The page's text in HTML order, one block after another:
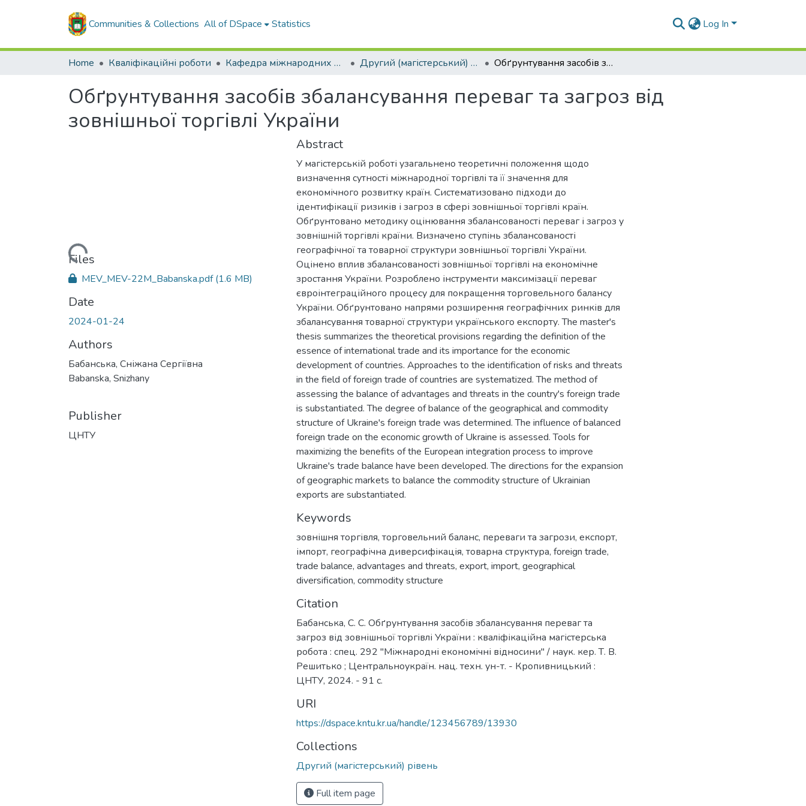
Communities & Collections All of DSpace Statistics Log In
Home Кваліфікаційні роботи Кафедра міжнародних економічних відносин Другий (магістерський) рівень Обґрунтування засобів збалансування переваг та загроз від зовнішньої торгівлі України
Обґрунтування засобів збалансування переваг та загроз від
зовнішньої торгівлі України
Loading...
Files
MEV_MEV-22M_Babanska.pdf(1.6 MB)
Date
2024-01-24
Authors
Бабанська, Сніжана Сергіївна
Babanska, Snizhany
Publisher
ЦНТУ
Abstract
У магістерській роботі узагальнено теоретичні положення щодо
визначення сутності міжнародної торгівлі та її значення для
економічного розвитку країн. Систематизовано підходи до
ідентифікації ризиків і загроз в сфері зовнішньої торгівлі країн.
Обґрунтовано методику оцінювання збалансованості переваг і загроз у
зовнішній торгівлі країни. Визначено ступінь збалансованості
географічної та товарної структури зовнішньої торгівлі України.
Оцінено вплив збалансованості зовнішньої торгівлі на економічне
зростання України. Розроблено інструменти максимізації переваг
євроінтеграційного процесу для покращення торговельного балансу
України. Обґрунтовано напрями розширення географічних ринків для
збалансування товарної структури українського експорту. The master's
thesis summarizes the theoretical provisions regarding the definition of the
essence of international trade and its importance for the economic
development of countries. Approaches to the identification of risks and threats
in the field of foreign trade of countries are systematized. The method of
assessing the balance of advantages and threats in the country's foreign trade
is substantiated. The degree of balance of the geographical and commodity
structure of Ukraine's foreign trade was determined. The influence of balanced
foreign trade on the economic growth of Ukraine is assessed. Tools for
maximizing the benefits of the European integration process to improve
Ukraine's trade balance have been developed. The directions for the expansion
of geographic markets to balance the commodity structure of Ukrainian
exports are substantiated.
Keywords
зовнішня торгівля, торговельний баланс, переваги та загрози, експорт,
імпорт, географічна диверсифікація, товарна структура, foreign trade,
trade balance, advantages and threats, export, import, geographical
diversification, commodity structure
Citation
Бабанська, С. С. Обґрунтування засобів збалансування переваг та
загроз від зовнішньої торгівлі України : кваліфікаційна магістерська
робота : спец. 292 "Міжнародні економічні відносини" / наук. кер. Т. В.
Решитько ; Центральноукраїн. нац. техн. ун-т. - Кропивницький :
ЦНТУ, 2024. - 91 с.
URI
https://dspace.kntu.kr.ua/handle/123456789/13930
Collections
Другий (магістерський) рівень
Full item page